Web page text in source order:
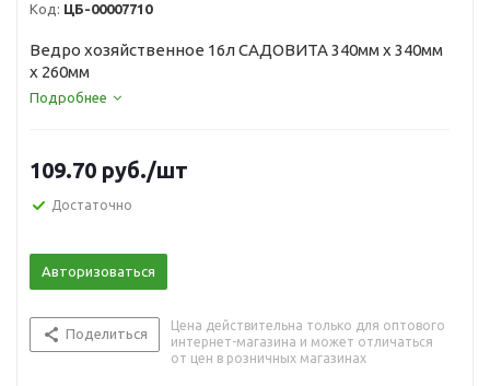
Код: ЦБ-00007710
Ведро хозяйственное 16л САДОВИТА 340мм x 340мм
x 260мм
Подробнее
109.70 руб./шт
Достаточно
Авторизоваться
Поделиться
Цена действительна только для оптового
интернет-магазина и может отличаться
от цен в розничных магазинах